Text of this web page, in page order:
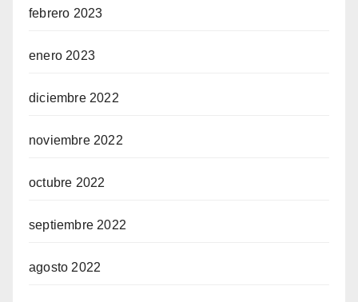
febrero 2023
enero 2023
diciembre 2022
noviembre 2022
octubre 2022
septiembre 2022
agosto 2022